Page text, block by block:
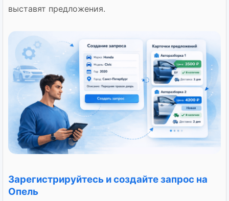
выставят предложения.
Зарегистрируйтесь и создайте запрос на
Опель